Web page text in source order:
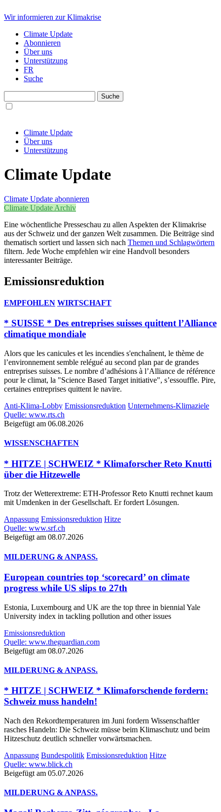
Wir informieren zur Klimakrise
Climate Update
Abonnieren
Über uns
Unterstützung
FR
Suche
Climate Update
Über uns
Unterstützung
Climate Update
Climate Update abonnieren
Climate Update Archiv
Eine wöchentliche Presseschau zu allen Aspekten der Klimakrise
aus der Schweiz und der ganzen Welt zusammen. Die Beiträge sind
thematisch sortiert und lassen sich nach Themen und Schlagwörtern
filtern. Jede Woche empfehlen wir eine Handvoll besonders
interessanter Beiträge.
Emissionsreduktion
EMPFOHLEN WIRTSCHAFT
* SUISSE * Des entreprises suisses quittent l’Alliance
climatique mondiale
Alors que les canicules et les incendies s'enchaînent, le thème de
l’environnement semble relégué au second plan par de grandes
entreprises suisses. Le nombre d’adhésions à l’Alliance de référence
pour le climat, la "Science Based Target initiative", s’essouffle. Pire,
certaines entreprises quittent le navire.
Anti-Klima-Lobby Emissionsreduktion Unternehmens-Klimaziele
Quelle: www.rts.ch
Beigefügt am 06.08.2026
WISSENSCHAFTEN
* HITZE | SCHWEIZ * Klimaforscher Reto Knutti
über die Hitzewelle
Trotz der Wetterextreme: ETH-Professor Reto Knutti rechnet kaum
mit Umdenken in der Gesellschaft. Er fordert Lösungen.
Anpassung Emissionsreduktion Hitze
Quelle: www.srf.ch
Beigefügt am 08.07.2026
MILDERUNG & ANPASS.
European countries top ‘scorecard’ on climate
progress while US slips to 27th
Estonia, Luxembourg and UK are the top three in biennial Yale
University index in tackling pollution and other issues
Emissionsreduktion
Quelle: www.theguardian.com
Beigefügt am 08.07.2026
MILDERUNG & ANPASS.
* HITZE | SCHWEIZ * Klimaforschende fordern:
Schweiz muss handeln!
Nach den Rekordtemperaturen im Juni fordern Wissenschaftler
rasches Handeln: Die Schweiz müsse beim Klimaschutz und beim
Hitzeschutz deutlich schneller vorwärtsmachen.
Anpassung Bundespolitik Emissionsreduktion Hitze
Quelle: www.blick.ch
Beigefügt am 05.07.2026
MILDERUNG & ANPASS.